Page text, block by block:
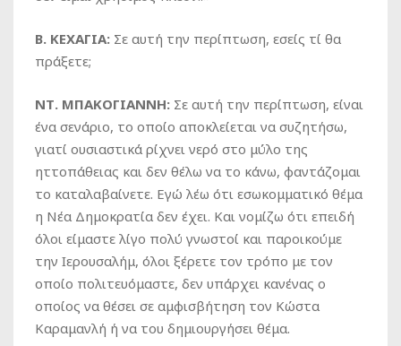
Β. ΚΕΧΑΓΙΑ: Σε αυτή την περίπτωση, εσείς τί θα
πράξετε;
ΝΤ. ΜΠΑΚΟΓΙΑΝΝΗ: Σε αυτή την περίπτωση, είναι
ένα σενάριο, το οποίο αποκλείεται να συζητήσω,
γιατί ουσιαστικά ρίχνει νερό στο μύλο της
ηττοπάθειας και δεν θέλω να το κάνω, φαντάζομαι
το καταλαβαίνετε. Εγώ λέω ότι εσωκομματικό θέμα
η Νέα Δημοκρατία δεν έχει. Και νομίζω ότι επειδή
όλοι είμαστε λίγο πολύ γνωστοί και παροικούμε
την Ιερουσαλήμ, όλοι ξέρετε τον τρόπο με τον
οποίο πολιτευόμαστε, δεν υπάρχει κανένας ο
οποίος να θέσει σε αμφισβήτηση τον Κώστα
Καραμανλή ή να του δημιουργήσει θέμα.